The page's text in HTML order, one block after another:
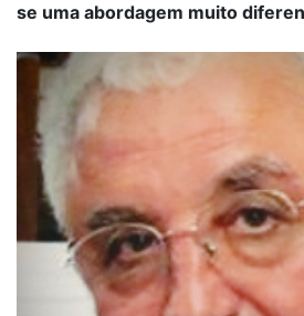
se uma abordagem muito